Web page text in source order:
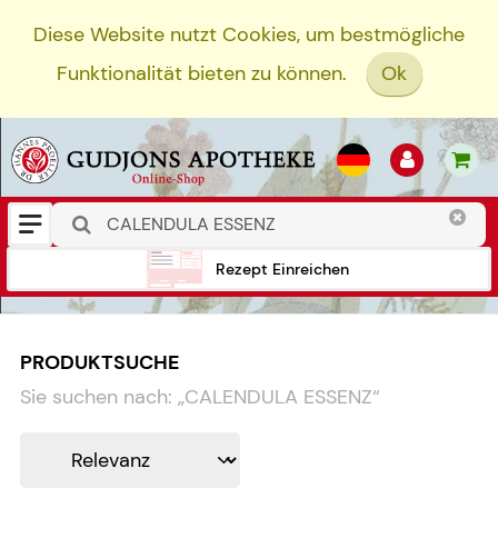
Diese Website nutzt Cookies, um bestmögliche
Funktionalität bieten zu können.
Ok
Rezept Einreichen
PRODUKTSUCHE
Sie suchen nach: „CALENDULA ESSENZ“